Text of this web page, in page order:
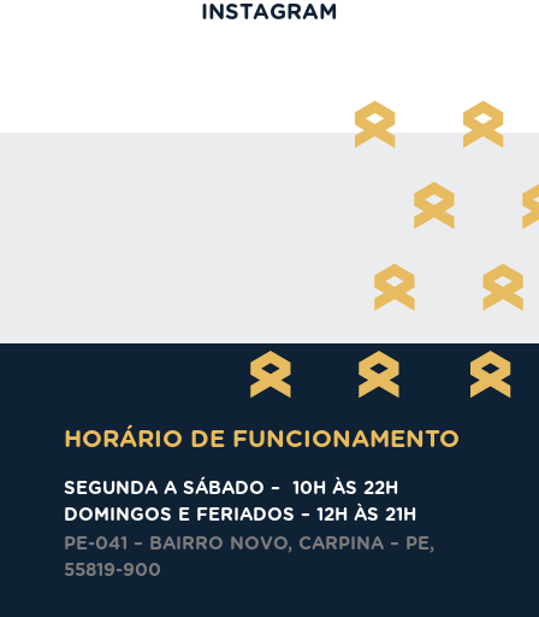
INSTAGRAM
HORÁRIO DE FUNCIONAMENTO
SEGUNDA A SÁBADO – 10H ÀS 22H
DOMINGOS E FERIADOS – 12H ÀS 21H
PE-041 – BAIRRO NOVO, CARPINA – PE,
55819-900